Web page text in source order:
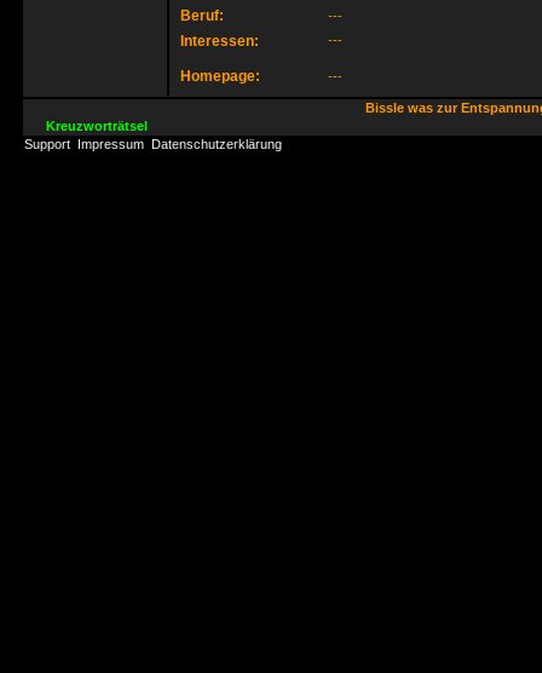
Beruf: ---
Interessen: ---
Homepage: ---
Bissle was zur
Kreuzworträtsel
Support Impressum Datenschutzerklärung